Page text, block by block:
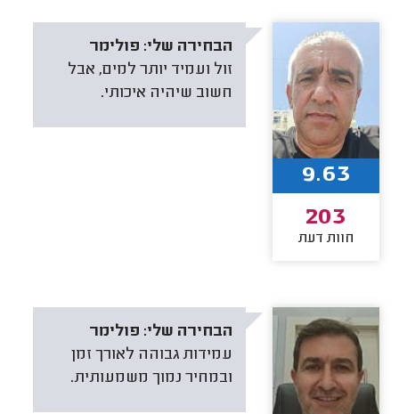
הבחירה שלי: פולימר
זול ועמיד יותר למים, אבל
חשוב שיהיה איכותי.
9.63
203
חוות דעת
הבחירה שלי: פולימר
עמידות גבוהה לאורך זמן
ובמחיר נמוך משמעותית.